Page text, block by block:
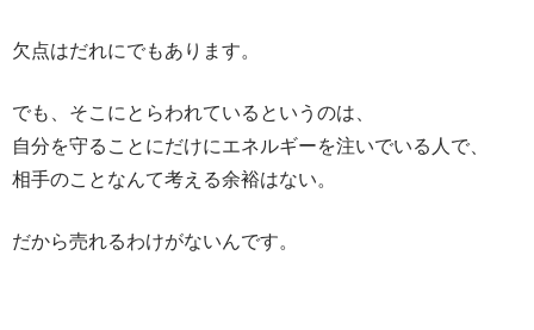
欠点はだれにでもあります。
でも、そこにとらわれているというのは、
自分を守ることにだけにエネルギーを注いでいる人で、
相手のことなんて考える余裕はない。
だから売れるわけがないんです。